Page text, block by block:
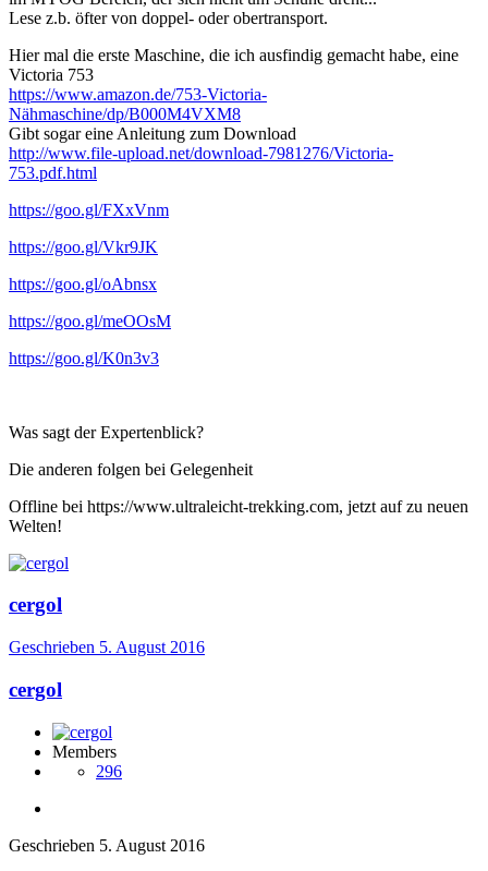
Lese z.b. öfter von doppel- oder obertransport.
Hier mal die erste Maschine, die ich ausfindig gemacht habe, eine
Victoria 753
https://www.amazon.de/753-Victoria-
Nähmaschine/dp/B000M4VXM8
Gibt sogar eine Anleitung zum Download
http://www.file-upload.net/download-7981276/Victoria-
753.pdf.html
https://goo.gl/FXxVnm
https://goo.gl/Vkr9JK
https://goo.gl/oAbnsx
https://goo.gl/meOOsM
https://goo.gl/K0n3v3
Was sagt der Expertenblick?
Die anderen folgen bei Gelegenheit
Offline bei https://www.ultraleicht-trekking.com, jetzt auf zu neuen
Welten!
cergol
Geschrieben 5. August 2016
cergol
Members
296
Geschrieben 5. August 2016